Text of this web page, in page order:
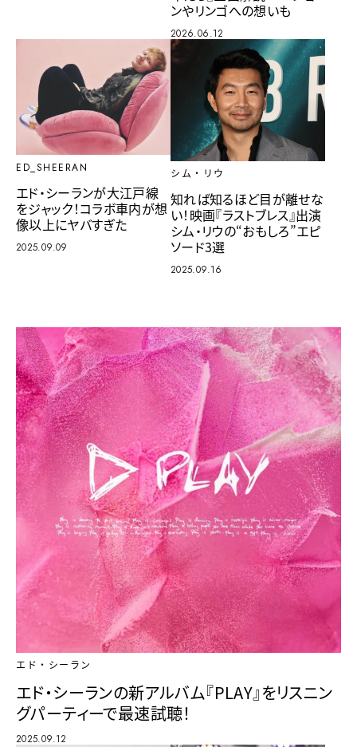
ンやリンゴへの想いも
2026.06.12
ED_SHEERAN
エド・シーランが大江戸線
をジャック！コラボ車内が想
像以上にヤバすぎた
2025.09.09
シム・リウ
知れば知るほど目が離せな
い！映画『ラストブレス』出演
シム・リウの“おもしろ”エピ
ソード3選
2025.09.16
エド・シーラン
エド・シーランの新アルバム『PLAY』をリスニン
グパーティーで最速試聴！
2025.09.12